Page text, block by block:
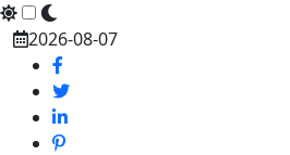
Skip
content
2026-08-07